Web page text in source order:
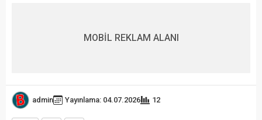
MOBİL REKLAM ALANI
admin Yayınlama: 04.07.2026 12